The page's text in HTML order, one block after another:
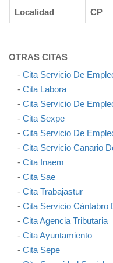
Localidad CP
OTRAS CITAS
- Cita Servicio De
- Cita Labora
- Cita Servicio De
- Cita Sexpe
- Cita Servicio De
- Cita Servicio Canario
- Cita Inaem
- Cita Sae
- Cita Trabajastur
- Cita Servicio Cántabro
- Cita Agencia Tributaria
- Cita Ayuntamiento
- Cita Sepe